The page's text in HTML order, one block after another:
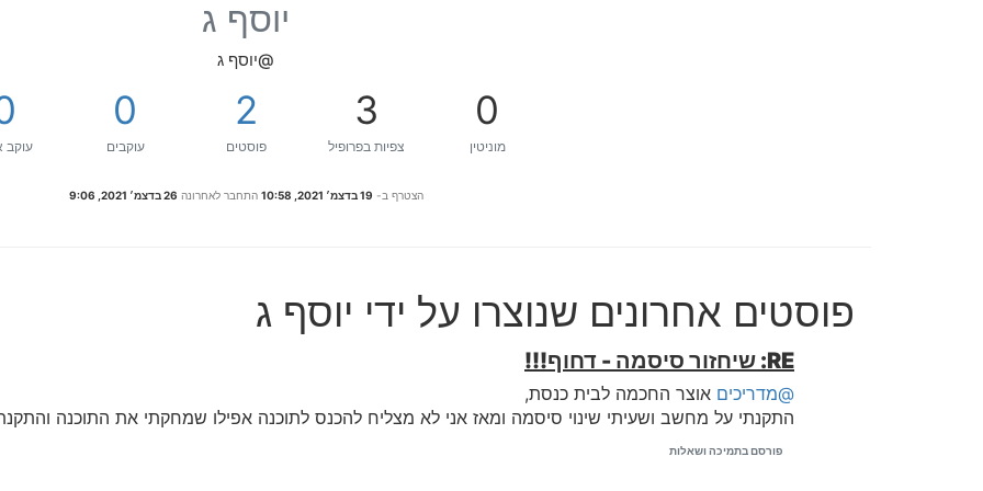
יוסף ג
@יוסף ג
0
מוניטין
3
צפיות בפרופיל
2
פוסטים
0
עוקבים עוקב
הצטרף ב- 19 בדצמ׳ 2021, 10:58 התחבר לאחרונה 26 בדצמ׳ 2021, 9:06
פוסטים אחרונים שנוצרו על ידי יוסף ג
RE: שיחזור סיסמה - דחוף!!!
@מדריכים אוצר החכמה לבית כנסת,
התקנתי על מחשב ושעיתי שינוי סיסמה ומאז אני לא מצליח להכנס לתוכנה אפילו שמחקתי את התוכנה
פורסם בתמיכה ושאלות